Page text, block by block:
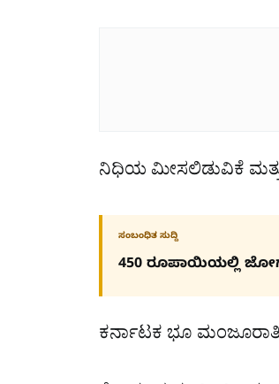
ನಿಧಿಯ ಮೀಸಲಿಡುವಿಕೆ
ಸಂಬಂಧಿತ ಸುದ್ದಿ
450 ರೂಪಾಯಿಯಲ್ಲಿ
ಕರ್ನಾಟಕ ಭೂ